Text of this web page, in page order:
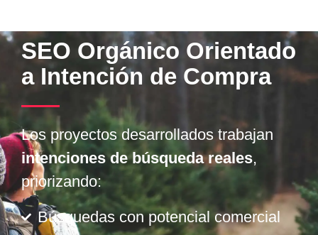
SEO Orgánico Orientado
a Intención de Compra
Los proyectos desarrollados trabajan
intenciones de búsqueda reales,
priorizando:
Búsquedas con potencial comercial